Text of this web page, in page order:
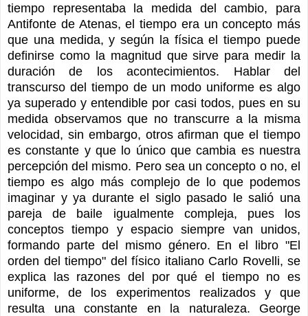
tiempo representaba la medida del cambio, para
Antifonte de Atenas, el tiempo era un concepto más
que una medida, y según la física el tiempo puede
definirse como la magnitud que sirve para medir la
duración de los acontecimientos. Hablar del
transcurso del tiempo de un modo uniforme es algo
ya superado y entendible por casi todos, pues en su
medida observamos que no transcurre a la misma
velocidad, sin embargo, otros afirman que el tiempo
es constante y que lo único que cambia es nuestra
percepción del mismo. Pero sea un concepto o no, el
tiempo es algo más complejo de lo que podemos
imaginar y ya durante el siglo pasado le salió una
pareja de baile igualmente compleja, pues los
conceptos tiempo y espacio siempre van unidos,
formando parte del mismo género. En el libro "El
orden del tiempo" del físico italiano Carlo Rovelli, se
explica las razones del por qué el tiempo no es
uniforme, de los experimentos realizados y que
resulta una constante en la naturaleza. George